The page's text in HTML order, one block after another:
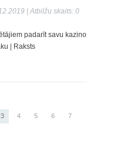
| Atbilžu skaits: 0
padarīt savu kazino
Raksts
3 4 5 6 7